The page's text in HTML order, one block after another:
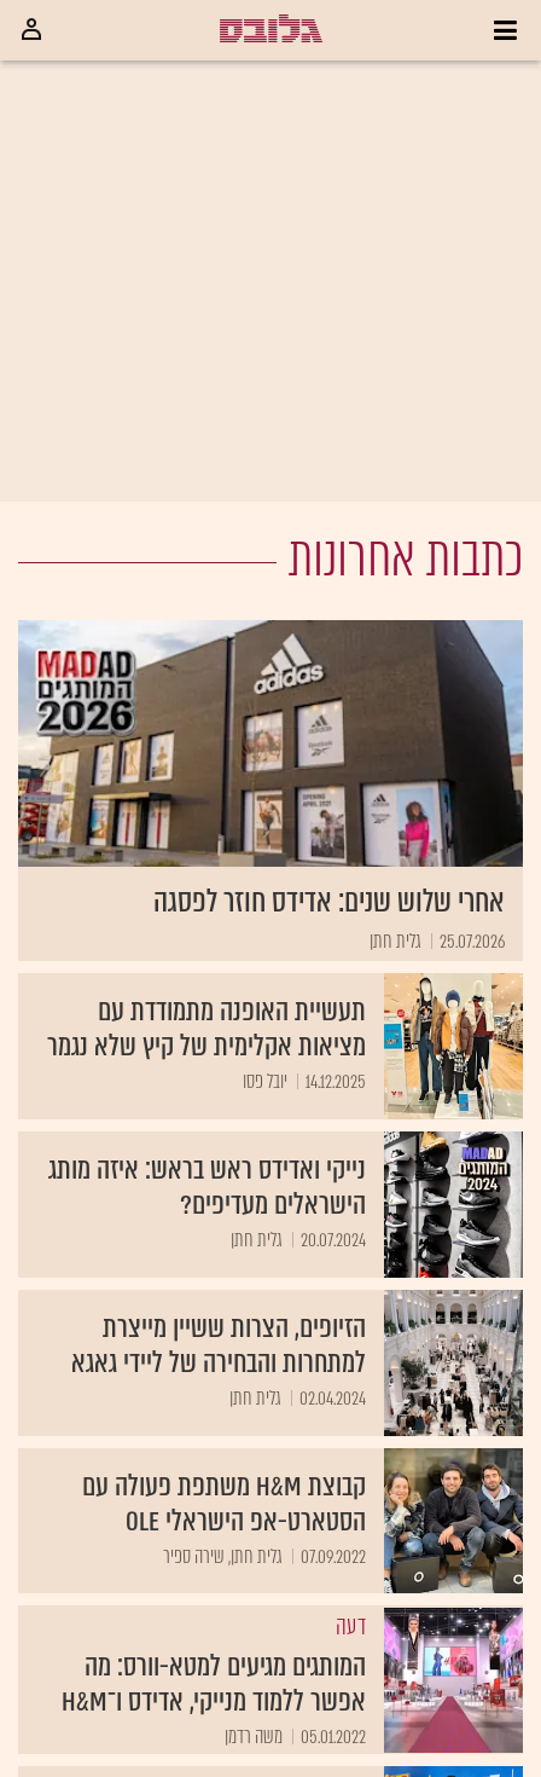
כתבות אחרונות
אחרי שלוש שנים: אדידס חוזר לפסגה
25.07.2026 גלית חתן
תעשיית האופנה מתמודדת עם
מציאות אקלימית של קיץ שלא נגמר
14.12.2025 יובל פסו
נייקי ואדידס ראש בראש: איזה מותג
הישראלים מעדיפים?
20.07.2024 גלית חתן
הזיופים, הצרות ששיין מייצרת
למתחרות והבחירה של ליידי גאגא
02.04.2024 גלית חתן
קבוצת H&M משתפת פעולה עם
הסטארט-אפ הישראלי Ole
07.09.2022 גלית חתן, שירה ספיר
דעה
המותגים מגיעים למטא-וורס: מה
אפשר ללמוד מנייקי, אדידס ו־H&M
05.01.2022 משה רדמן